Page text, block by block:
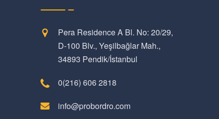
Pera Residence A Bl. No: 20/29,
D-100 Blv., Yeşilbağlar Mah.,
34893 Pendik/İstanbul
0(216) 606 2818
info@probordro.com